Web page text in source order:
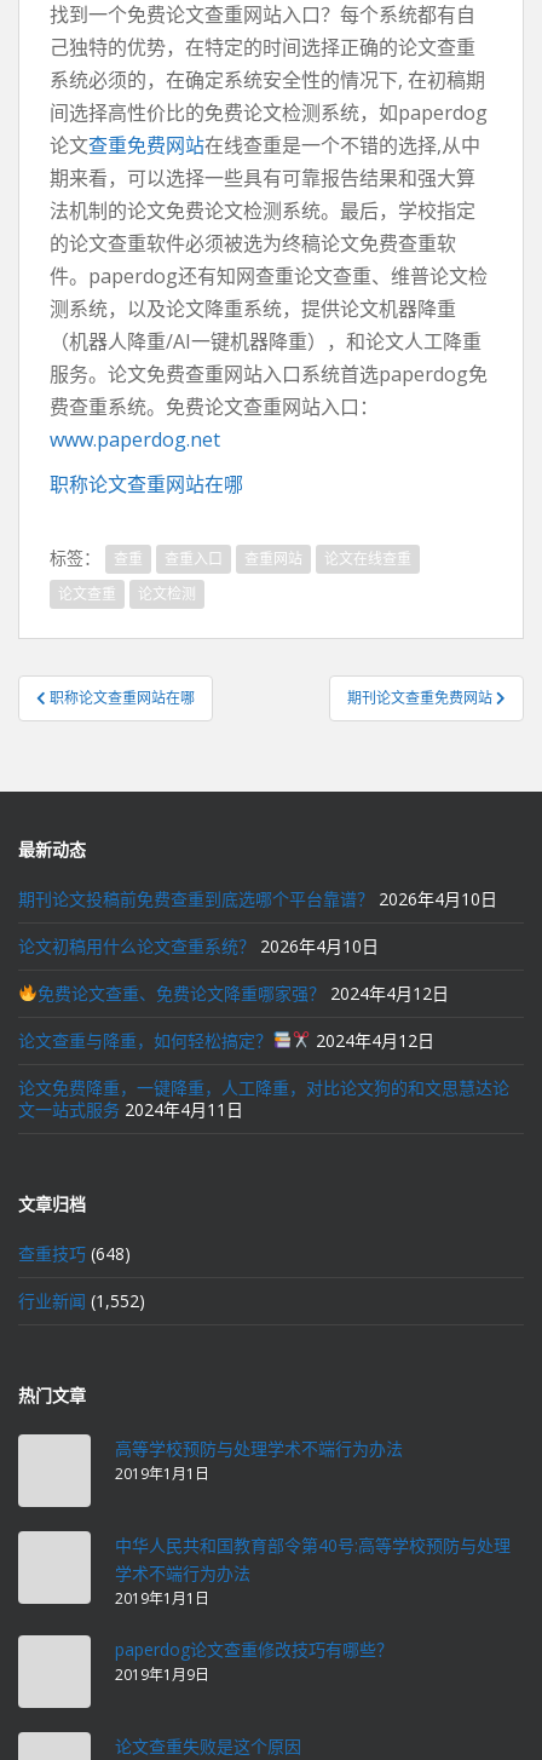
找到一个免费论文查重网站入口？每个系统都有自
己独特的优势，在特定的时间选择正确的论文查重
系统必须的，在确定系统安全性的情况下, 在初稿期
间选择高性价比的免费论文检测系统，如paperdog
论文查重免费网站在线查重是一个不错的选择,从中
期来看，可以选择一些具有可靠报告结果和强大算
法机制的论文免费论文检测系统。最后，学校指定
的论文查重软件必须被选为终稿论文免费查重软
件。paperdog还有知网查重论文查重、维普论文检
测系统，以及论文降重系统，提供论文机器降重
（机器人降重/AI一键机器降重），和论文人工降重
服务。论文免费查重网站入口系统首选paperdog免
费查重系统。免费论文查重网站入口：
www.paperdog.net
职称论文查重网站在哪
标签： 查重 查重入口 查重网站
论文在线查重
论文查重
论文检测
文
章
航
职称论文查重网站在哪 期刊论文查重免费网站
最新动态
期刊论文投稿前免费查重到底选哪个平台靠谱？ 2026年4月10日
论文初稿用什么论文查重系统？ 2026年4月10日
免费论文查重、免费论文降重哪家强？ 2024年4月12日
论文查重与降重，如何轻松搞定？ 2024年4月12日
论文免费降重，一键降重，人工降重，对比论文狗的和文思慧达论
文一站式服务 2024年4月11日
文章归档
查重技巧 (648)
行业新闻 (1,552)
热门文章
高等学校预防与处理学术不端行为办法
2019年1月1日
中华人民共和国教育部令第40号:高等学校预防与处理
学术不端行为办法
2019年1月1日
paperdog论文查重修改技巧有哪些？
2019年1月9日
论文查重失败是这个原因